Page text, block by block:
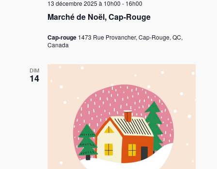
Marché de Noël, Cap-Rouge
13 décembre 2025 à 10h00 - 16h00
Cap-rouge 1473 Rue Provancher, Cap-Rouge, QC,
Canada
DIM
14